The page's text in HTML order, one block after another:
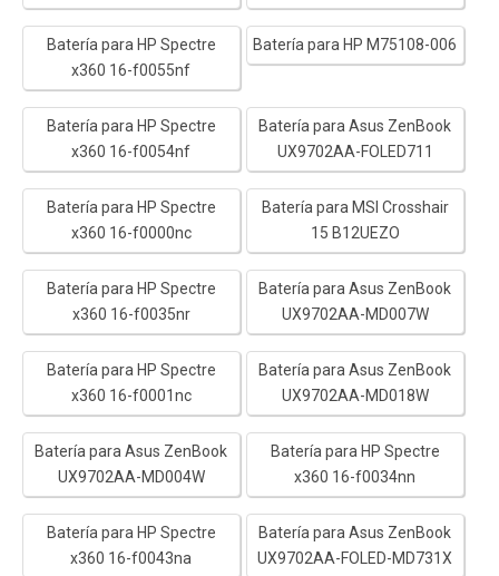
Batería para HP Spectre
x360 16-f0055nf
Batería para HP M75108-006
Batería para HP Spectre
x360 16-f0054nf
Batería para Asus ZenBook
UX9702AA-FOLED711
Batería para HP Spectre
x360 16-f0000nc
Batería para MSI Crosshair
15 B12UEZO
Batería para HP Spectre
x360 16-f0035nr
Batería para Asus ZenBook
UX9702AA-MD007W
Batería para HP Spectre
x360 16-f0001nc
Batería para Asus ZenBook
UX9702AA-MD018W
Batería para Asus ZenBook
UX9702AA-MD004W
Batería para HP Spectre
x360 16-f0034nn
Batería para HP Spectre
x360 16-f0043na
Batería para Asus ZenBook
UX9702AA-FOLED-MD731X